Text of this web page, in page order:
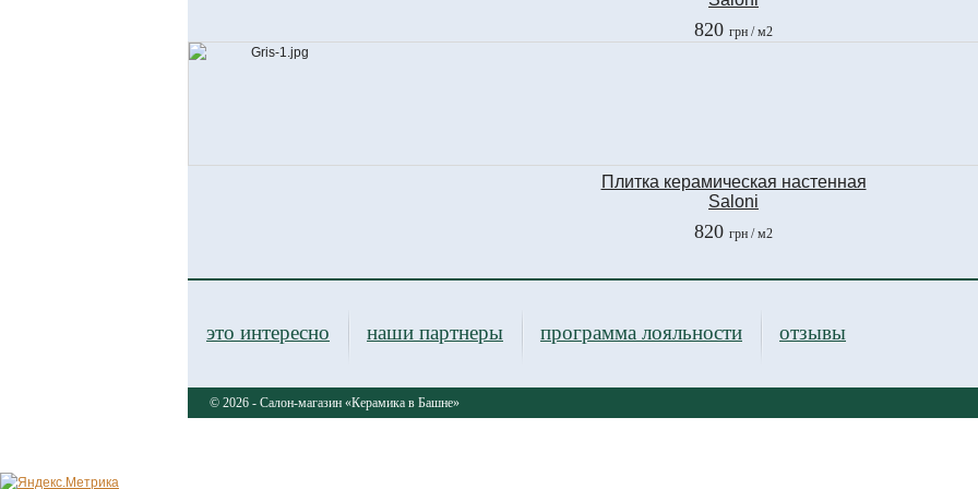
MOS.JAZZ TORTOLA
20х40 см
820 грн / м2
Плитка керамическая настенная
Saloni
MOS.JAZZ GRIS
20х40 см
820 грн / м2
это интересно наши партнеры программа лояльности отзывы
© 2026 - Салон-магазин «Керамика в Башне»